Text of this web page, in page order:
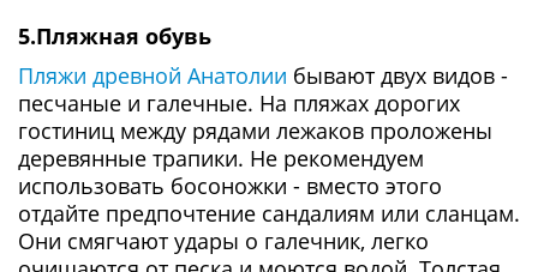
5.Пляжная обувь
Пляжи древной Анатолии бывают двух видов -
песчаные и галечные. На пляжах дорогих
гостиниц между рядами лежаков проложены
деревянные трапики. Не рекомендуем
использовать босоножки - вместо этого
отдайте предпочтение сандалиям или сланцам.
Они смягчают удары о галечник, легко